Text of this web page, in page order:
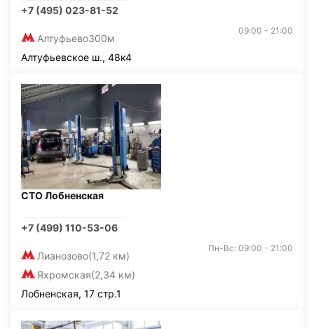
+7 (495) 023-81-52
Алтуфьево300м
09:00 - 21:00
Алтуфьевское ш., 48к4
СТО Лобненская
+7 (499) 110-53-06
Лианозово(1,72 км)
Яхромская(2,34 км)
Пн-Вс: 09:00 - 21:00
Лобненская, 17 стр.1